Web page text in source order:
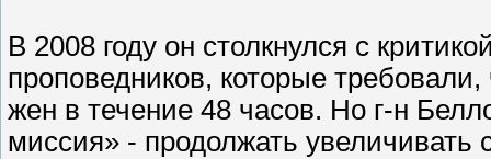
В 2008 году он столкнулся с
проповедников, которые
жен в течение 48 часов. Но г-н
миссия» - продолжать увеличивать